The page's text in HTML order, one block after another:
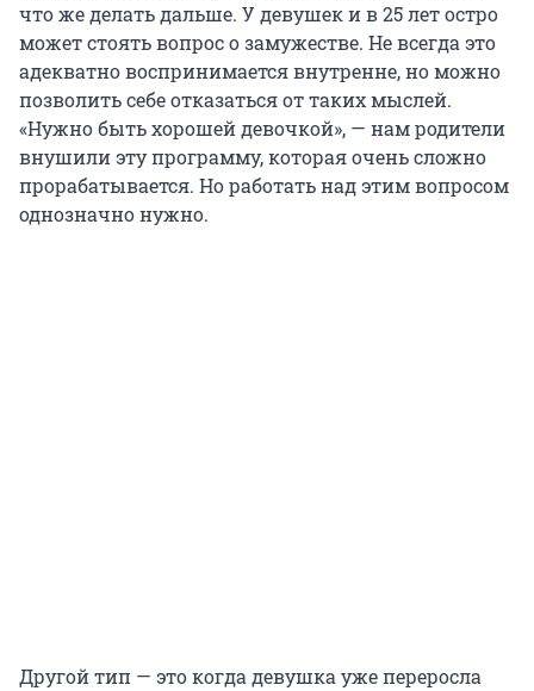
что же делать дальше. У девушек и в 25 лет остро
может стоять вопрос о замужестве. Не всегда это
адекватно воспринимается внутренне, но можно
позволить себе отказаться от таких мыслей.
«Нужно быть хорошей девочкой», — нам родители
внушили эту программу, которая очень сложно
прорабатывается. Но работать над этим вопросом
однозначно нужно.
Другой тип — это когда девушка уже переросла